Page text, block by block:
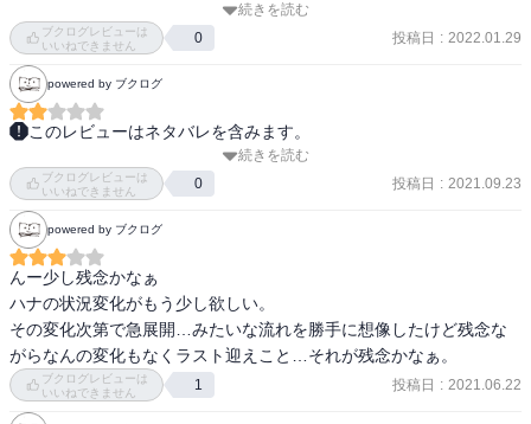
なにかを学ぶことも含まれる。
淡いストーリーと共に、よく考えさせられる良い本だった。
続きを読む
ブクログレビューは
いいねできません
0 投稿日 : 2022.01.29
powered by ブクログ
このレビューはネタバレを含みます。
おじさんとして、酷評ですみません。
進展を期待しながら一気に読みましたが、おじさんの中では進展せ
ず終了しました。「博士の愛した数式」と主要のコンセプトが一致
していて、、、すみません、おじさんで。
続きを読む
ブクログレビューは
いいねできません
0 投稿日 : 2021.09.23
powered by ブクログ
んー少し残念かなぁ
ハナの状況変化がもう少し欲しい。
その変化次第で急展開…みたいな流れを勝手に想像したけど残念な
ブクログレビューは
いいねできません
1 投稿日 : 2021.06.22